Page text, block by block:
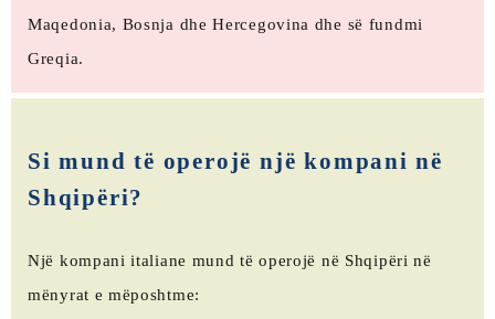
Maqedonia, Bosnja dhe Hercegovina dhe së fundmi
Greqia.
Si mund të operojë një kompani në
Shqipëri?
Një kompani italiane mund të operojë në Shqipëri në
mënyrat e mëposhtme: